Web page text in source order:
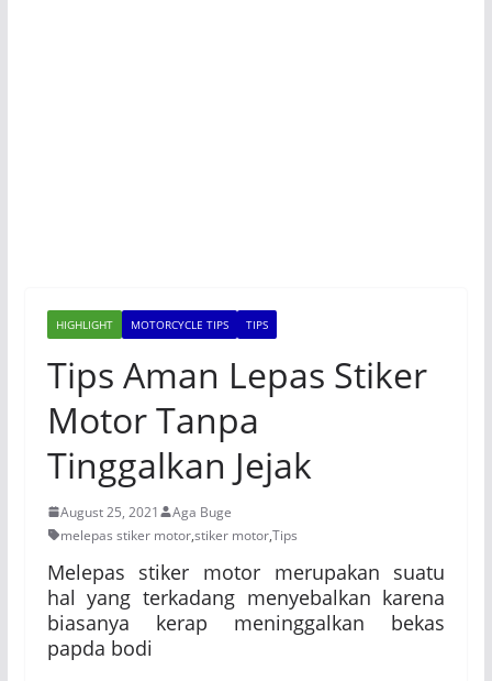
HIGHLIGHT MOTORCYCLE TIPS TIPS
Tips Aman Lepas Stiker
Motor Tanpa
Tinggalkan Jejak
August 25, 2021
Aga Buge
melepas stiker motor,stiker motor,Tips
Melepas stiker motor merupakan suatu
hal yang terkadang menyebalkan karena
biasanya kerap meninggalkan bekas
papda bodi